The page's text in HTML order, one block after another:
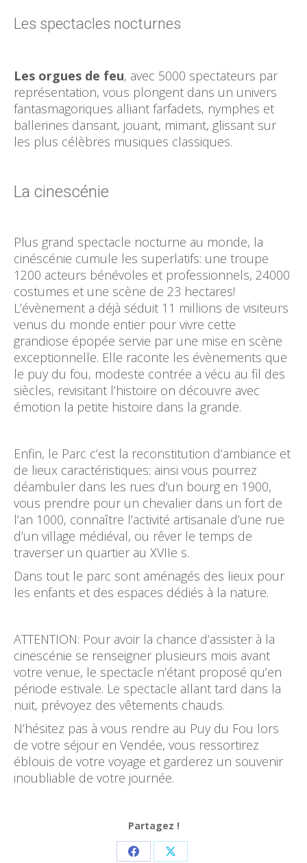
Les spectacles nocturnes
Les orgues de feu, avec 5000 spectateurs par
représentation, vous plongent dans un univers
fantasmagoriques alliant farfadets, nymphes et
ballerines dansant, jouant, mimant, glissant sur
les plus célèbres musiques classiques.
La cinescénie
Plus grand spectacle nocturne au monde, la
cinéscénie cumule les superlatifs: une troupe
1200 acteurs bénévoles et professionnels, 24000
costumes et une scène de 23 hectares!
L’évènement a déjà séduit 11 millions de visiteurs
venus du monde entier pour vivre cette
grandiose épopée servie par une mise en scène
exceptionnelle. Elle raconte les évènements que
le puy du fou, modeste contrée a vécu au fil des
siècles, revisitant l’histoire on découvre avec
émotion la petite histoire dans la grande.
Enfin, le Parc c’est la reconstitution d’ambiance et
de lieux caractéristiques: ainsi vous pourrez
déambuler dans les rues d’un bourg en 1900,
vous prendre pour un chevalier dans un fort de
l’an 1000, connaître l’activité artisanale d’une rue
d’un village médiéval, ou rêver le temps de
traverser un quartier au XVIIe s.
Dans tout le parc sont aménagés des lieux pour
les enfants et des espaces dédiés à la nature.
ATTENTION: Pour avoir la chance d’assister à la
cinescénie se renseigner plusieurs mois avant
votre venue, le spectacle n’étant proposé qu’en
période estivale. Le spectacle allant tard dans la
nuit, prévoyez des vêtements chauds.
N’hésitez pas à vous rendre au Puy du Fou lors
de votre séjour en Vendée, vous ressortirez
éblouis de votre voyage et garderez un souvenir
inoubliable de votre journée.
Partagez !